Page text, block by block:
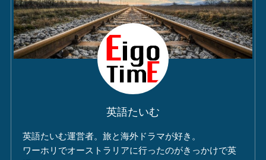
英語たいむ
英語たいむ運営者。旅と海外ドラマが好き。
ワーホリでオーストラリアに行ったのがきっかけで英